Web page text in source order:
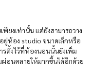
พียงเท่านั้น แต่ยังสามารถวาง
ยู่ห้อง studio ขนาดเล็กหรือ
รตั้งไว้ที่ห้องนอนนั้นยังเพิ่ม
อนคลายให้มากขึ้นได้อีกด้วย